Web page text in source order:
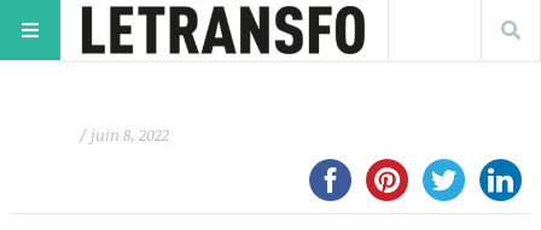
/ juin 8, 2022